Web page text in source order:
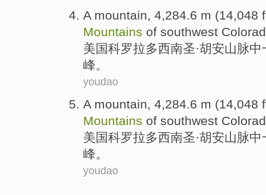
A mountain, 4,284.6 m (14,048
Mountains of southwest
美国科罗拉多西南圣·胡安山脉中
峰。
youdao
A mountain, 4,284.6 m (14,048
Mountains of southwest
美国科罗拉多西南圣·胡安山脉中
峰。
youdao